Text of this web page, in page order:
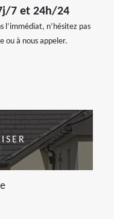
7j/7 et 24h/24
l’immédiat, n’hésitez pas
ou à nous appeler.